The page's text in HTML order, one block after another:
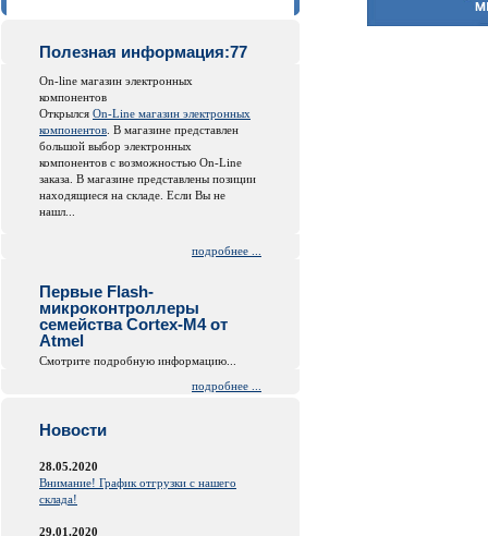
Полезная информация:77
On-line магазин электронных
компонентов
Открылся On-Line магазин электронных
компонентов . В магазине представлен
большой выбор электронных
компонентов с возможностью On-Line
заказа. В магазине представлены позиции
находящиеся на складе. Если Вы не
нашл...
подробнее ...
Первые Flash-
микроконтроллеры
семейства Cortex-M4 от
Atmel
Смотрите подробную информацию...
подробнее ...
Новости
28.05.2020
Внимание! График отгрузки с нашего
склада!
29.01.2020